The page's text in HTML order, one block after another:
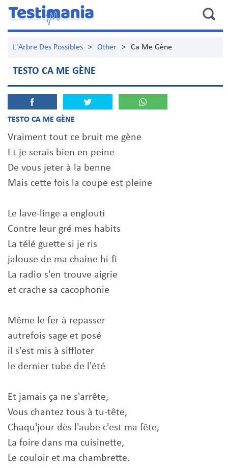
L'Arbre Des Possibles > Other > Ca Me Gène
TESTO CA ME GÈNE
TESTO CA ME GÈNE
Vraiment tout ce bruit me gène
Et je serais bien en peine
De vous jeter à la benne
Mais cette fois la coupe est pleine
Le lave-linge a englouti
Contre leur gré mes habits
La télé guette si je ris
jalouse de ma chaine hi-fi
La radio s'en trouve aigrie
et crache sa cacophonie
Même le fer à repasser
autrefois sage et posé
il s'est mis à siffloter
le dernier tube de l'été
Et jamais ça ne s'arrête,
Vous chantez tous à tu-tête,
Chaqu'jour dès l'aube c'est ma fête,
La foire dans ma cuisinette,
Le couloir et ma chambrette.